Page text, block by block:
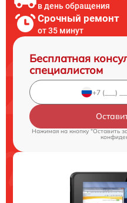
в день обращения
Срочный ремонт
от 35 минут
Бесплатная
специалистом
Нажимая на кнопку "Оставить